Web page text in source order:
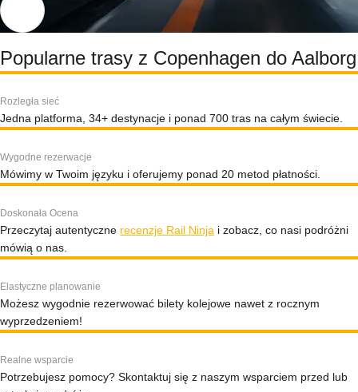
Popularne trasy z Copenhagen do Aalborg
Rozległa sieć
Jedna platforma, 34+ destynacje i ponad 700 tras na całym świecie.
Wygodne rezerwacje
Mówimy w Twoim języku i oferujemy ponad 20 metod płatności.
Doskonała Ocena
Przeczytaj autentyczne recenzje Rail Ninja i zobacz, co nasi podróżni
mówią o nas.
Elastyczne planowanie
Możesz wygodnie rezerwować bilety kolejowe nawet z rocznym
wyprzedzeniem!
Realne wsparcie
Potrzebujesz pomocy? Skontaktuj się z naszym wsparciem przed lub